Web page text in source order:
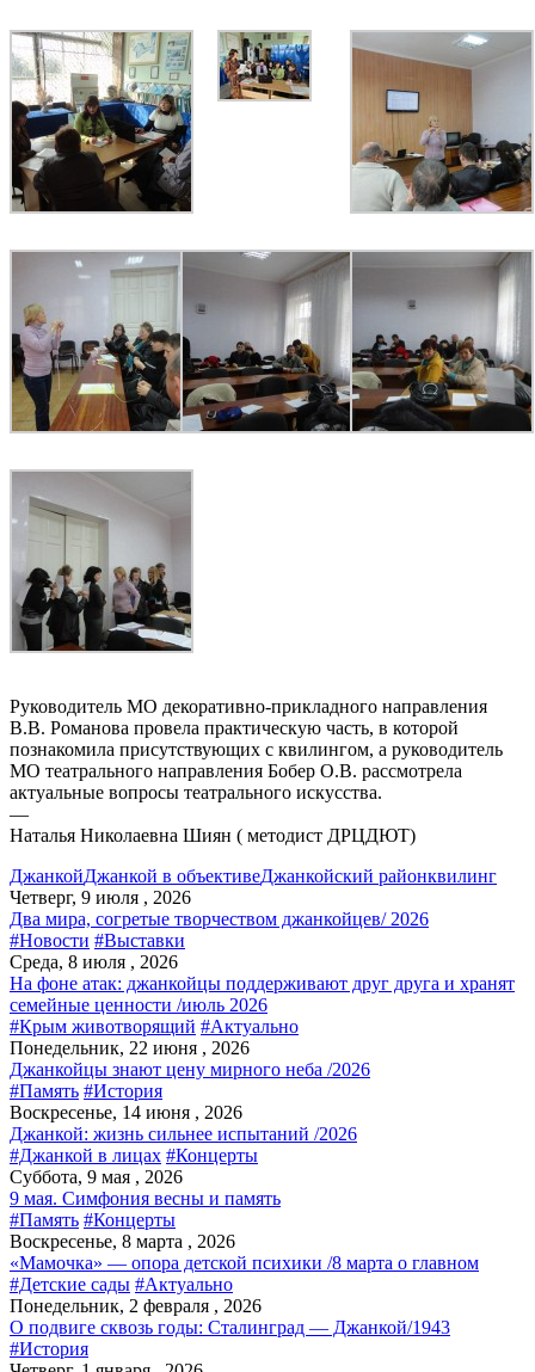
Руководитель МО декоративно-прикладного направления
В.В. Романова провела практическую часть, в которой
познакомила присутствующих с квилингом, а руководитель
МО театрального направления Бобер О.В. рассмотрела
актуальные вопросы театрального искусства.
—
Наталья Николаевна Шиян ( методист ДРЦДЮТ)
ДжанкойДжанкой в объективеДжанкойский районквилинг
Четверг, 9 июля , 2026
Два мира, согретые творчеством джанкойцев/ 2026
#Новости #Выставки
Среда, 8 июля , 2026
На фоне атак: джанкойцы поддерживают друг друга и хранят
семейные ценности /июль 2026
#Крым животворящий #Актуально
Понедельник, 22 июня , 2026
Джанкойцы знают цену мирного неба /2026
#Память #История
Воскресенье, 14 июня , 2026
Джанкой: жизнь сильнее испытаний /2026
#Джанкой в лицах #Концерты
Суббота, 9 мая , 2026
9 мая. Симфония весны и память
#Память #Концерты
Воскресенье, 8 марта , 2026
«Мамочка» — опора детской психики /8 марта о главном
#Детские сады #Актуально
Понедельник, 2 февраля , 2026
О подвиге сквозь годы: Сталинград — Джанкой/1943
#История